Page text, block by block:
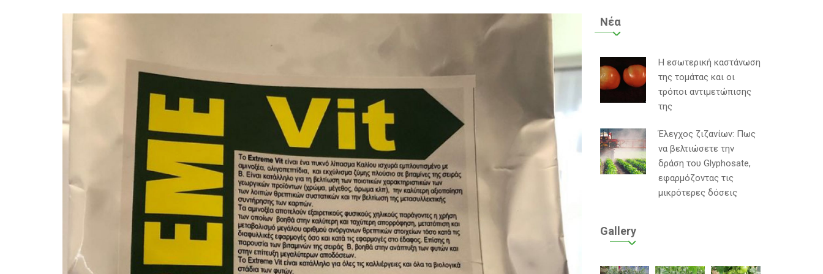
Νέα
Η εσωτερική καστάνωση
της τομάτας και οι
τρόποι αντιμετώπισης
της
Έλεγχος ζιζανίων: Πως
να βελτιώσετε την
δράση του Glyphosate,
εφαρμόζοντας τις
μικρότερες δόσεις
Gallery